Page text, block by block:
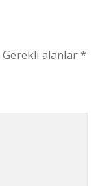
Gerekli alanlar*